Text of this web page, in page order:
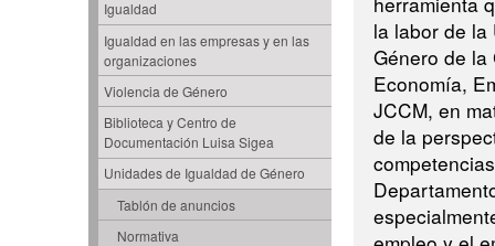
Igualdad
Igualdad en las empresas y en las
organizaciones
Violencia de Género
Biblioteca y Centro de
Documentación Luisa Sigea
Unidades de Igualdad de Género
Tablón de anuncios
Normativa
la labor de
Género de
Economía,
JCCM, en
de la